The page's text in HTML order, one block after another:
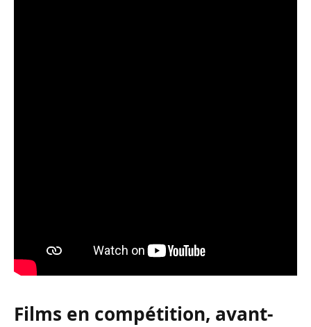
Films en compétition, avant-